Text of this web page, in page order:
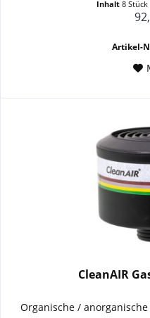
Inhalt8 Stück
Artikel-
CleanAIR
Organische /